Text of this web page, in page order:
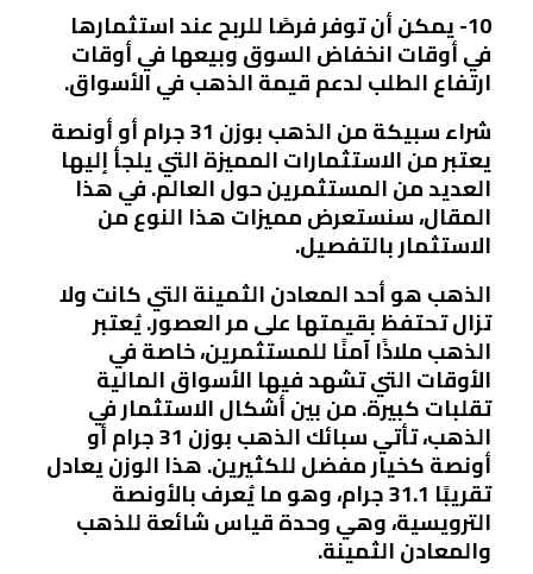
10- يمكن أن توفر فرصًا للربح عند استثمارها
في أوقات انخفاض السوق وبيعها في أوقات
ارتفاع الطلب لدعم قيمة الذهب في الأسواق.
شراء سبيكة من الذهب بوزن 31 جرام أو أونصة
يعتبر من الاستثمارات المميزة التي يلجأ إليها
العديد من المستثمرين حول العالم. في هذا
المقال، سنستعرض مميزات هذا النوع من
الاستثمار بالتفصيل.
الذهب هو أحد المعادن الثمينة التي كانت ولا
تزال تحتفظ بقيمتها على مر العصور. يُعتبر
الذهب ملاذًا آمنًا للمستثمرين، خاصة في
الأوقات التي تشهد فيها الأسواق المالية
تقلبات كبيرة. من بين أشكال الاستثمار في
الذهب، تأتي سبائك الذهب بوزن 31 جرام أو
أونصة كخيار مفضل للكثيرين. هذا الوزن يعادل
تقريبًا 31.1 جرام، وهو ما يُعرف بالأونصة
الترويسية، وهي وحدة قياس شائعة للذهب
والمعادن الثمينة.